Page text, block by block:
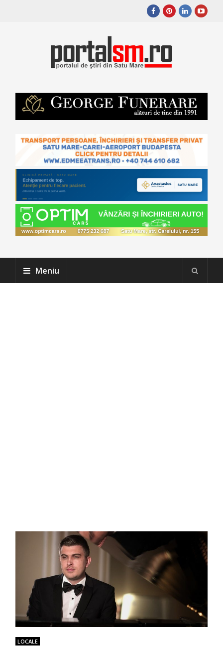
Meniu
LOCALE